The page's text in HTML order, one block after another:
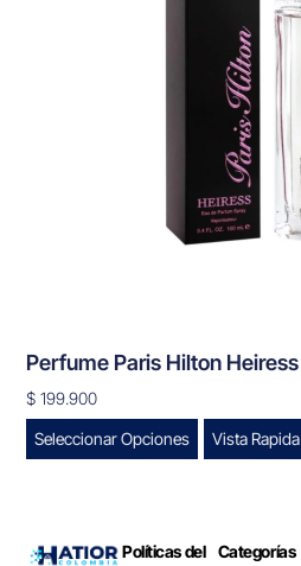
Perfume Paris Hilton Heiress
$ 199.900
Seleccionar Opciones
Vista Rapida
Políticas del
Categorías